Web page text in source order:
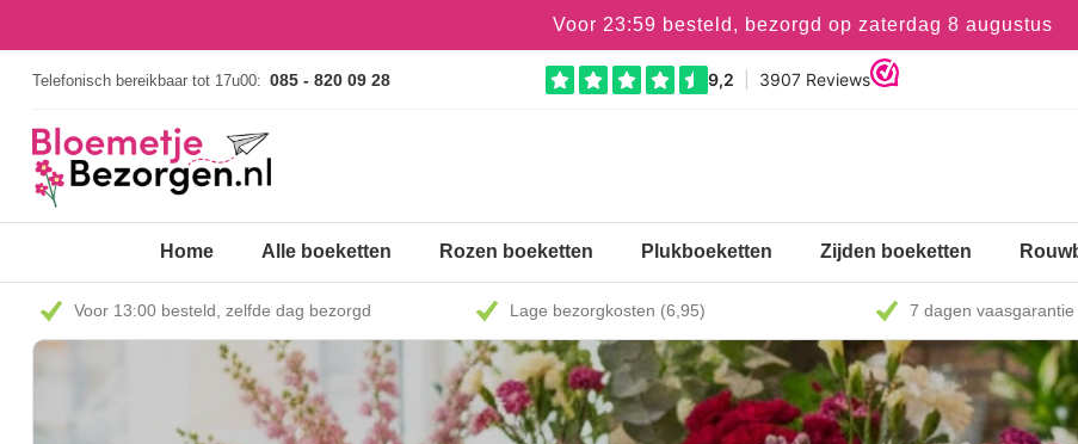
Voor 23:59 besteld, bezorgd op zaterdag 8 augustus
Telefonisch bereikbaar tot 17u00: 085 - 820 09 28
Home Alle boeketten Rozen boeketten Plukboeketten Zijden boeketten
Voor 13:00 besteld, zelfde dag bezorgd Lage bezorgkosten (6,95) 7 dagen vaasgarantie